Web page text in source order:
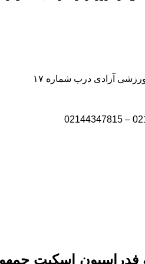
آزادی درب شماره ۱۷
فدراسیون اسکیت